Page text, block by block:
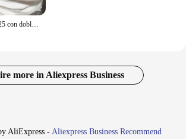
more in Aliexpress Business
AliExpress - Aliexpress Business Recommend